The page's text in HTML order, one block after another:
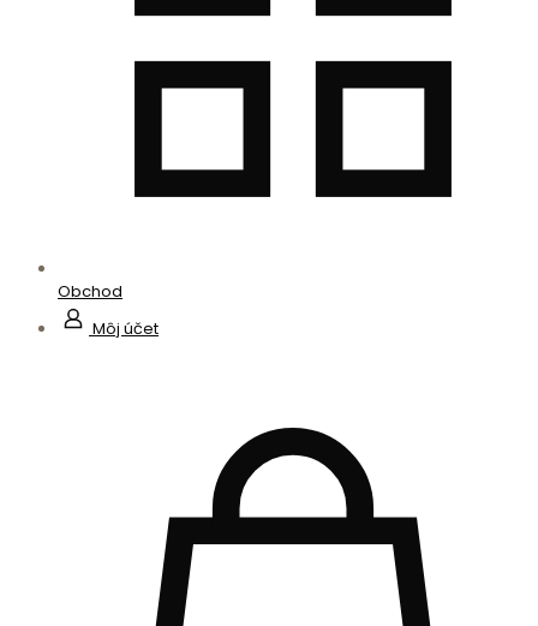
Obchod
Môj účet